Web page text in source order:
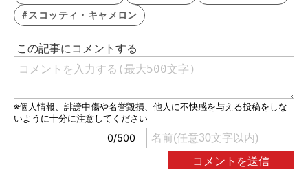
#スコッティ・キャメロン